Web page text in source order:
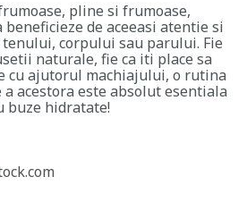
pline si frumoase,
beneficieze de aceeasi atentie si
corpului sau parului. Fie
naturale, fie ca iti place sa
cu ajutorul machiajului, o rutina
acestora este absolut esentiala
buze hidratate!